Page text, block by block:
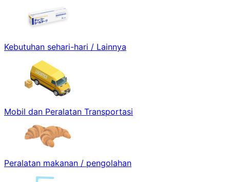
Kebutuhan sehari-hari / Lainnya
Mobil dan Peralatan Transportasi
Peralatan makanan / pengolahan